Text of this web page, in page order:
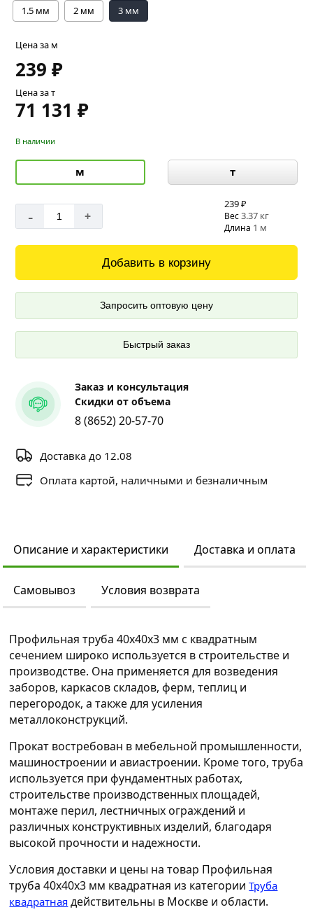
1.5 мм
2 мм 3 мм
Цена за м
239 ₽
Цена за т
71 131 ₽
В наличии
м т
- +
239 ₽
Вес3.37 кг
Длина 1 м
Добавить в корзину
Запросить оптовую цену
Быстрый заказ
Заказ и консультация
Скидки от объема
8 (8652) 20-57-70
Доставка до 12.08
Оплата картой, наличными и безналичным
Описание и характеристики Доставка и оплата
Самовывоз Условия возврата
Профильная труба 40х40х3 мм с квадратным
сечением широко используется в строительстве и
производстве. Она применяется для возведения
заборов, каркасов складов, ферм, теплиц и
перегородок, а также для усиления
металлоконструкций.
Прокат востребован в мебельной промышленности,
машиностроении и авиастроении. Кроме того, труба
используется при фундаментных работах,
строительстве производственных площадей,
монтажe перил, лестничных ограждений и
различных конструктивных изделий, благодаря
высокой прочности и надежности.
Условия доставки и цены на товар Профильная
труба 40х40х3 мм квадратная из категорииТруба
квадратная действительны в Москве и области.